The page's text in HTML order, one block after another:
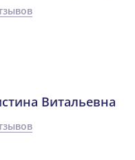
Витальевна